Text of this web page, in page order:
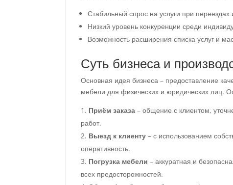
Стабильный спрос на услуги при переездах
Низкий уровень конкуренции среди
Возможность расширения списка услуг и
Суть бизнеса и
Основная идея бизнеса – предоставление
мебели для физических и юридических лиц.
Приём заказа – общение с клиентом,
работ.
Выезд к клиенту – с использованием
оперативность.
Погрузка мебели – аккуратная и
всех предосторожностей.